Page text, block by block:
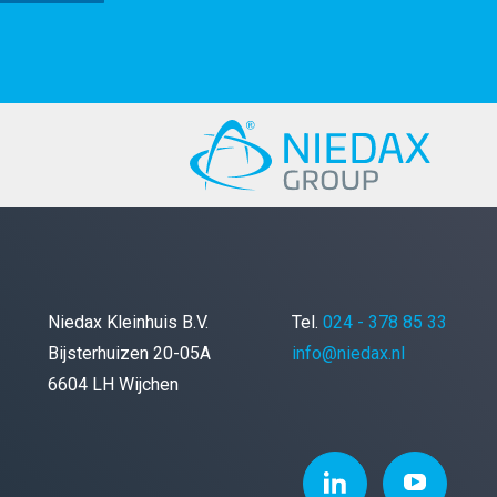
Niedax Kleinhuis B.V.
Bijsterhuizen 20-05A
6604 LH Wijchen
Tel. 024 - 378 85 33
info@niedax.nl